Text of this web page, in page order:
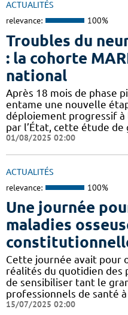
ACTUALITÉS
relevance: 100%
Troubles du
: la cohorte
national
Après 18 mois de phase
entame une nouvelle
déploiement progressif à
par l’État, cette étude de
01/08/2025 02:00
ACTUALITÉS
relevance: 100%
Une journée
maladies
Cette journée avait pour
réalités du quotidien
de sensibiliser tant le
professionnels de santé
15/07/2025 02:00